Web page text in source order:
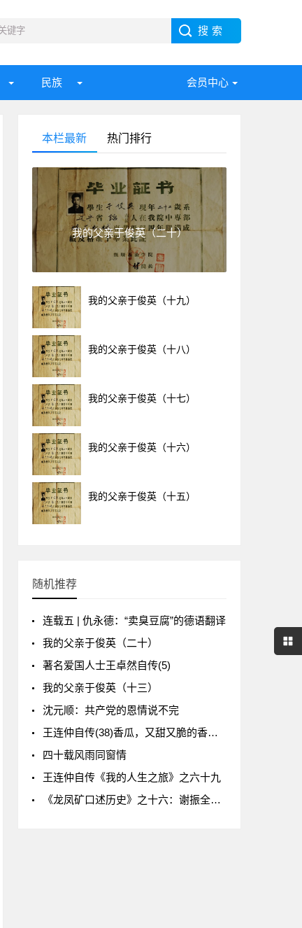
民族 会员中心
本栏最新 热门排行
我的父亲于俊英（二十）
我的父亲于俊英（十九）
我的父亲于俊英（十八）
我的父亲于俊英（十七）
我的父亲于俊英（十六）
我的父亲于俊英（十五）
随机推荐
连载五 | 仇永德：“卖臭豆腐”的德语翻译
我的父亲于俊英（二十）
著名爱国人士王卓然自传(5)
我的父亲于俊英（十三）
沈元顺：共产党的恩情说不完
王连仲自传(38)香瓜，又甜又脆的香瓜！
四十载风雨同窗情
王连仲自传《我的人生之旅》之六十九
《龙凤矿口述历史》之十六：谢振全口述